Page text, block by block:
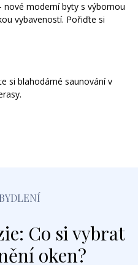
nové moderní byty s výbornou
vybaveností. Pořiďte si
si blahodárné saunování v